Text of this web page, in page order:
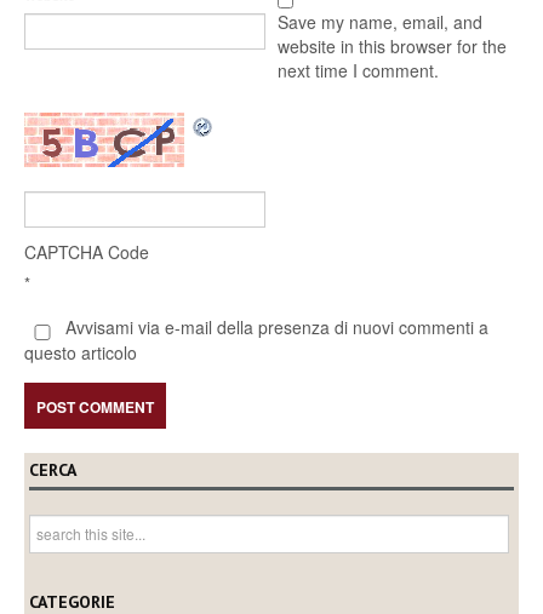
Save my name, email, and
website in this browser for the
next time I comment.
CAPTCHA Code
*
Avvisami via e-mail della presenza di nuovi commenti a
questo articolo
CERCA
CATEGORIE